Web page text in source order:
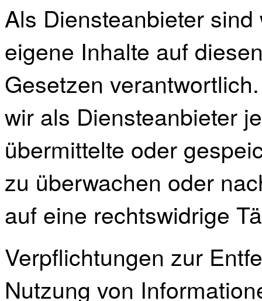
Als Diensteanbieter
eigene Inhalte auf
Gesetzen
wir als Diensteanbieter
übermittelte oder
zu überwachen oder
auf eine rechtswidrige
Verpflichtungen zur
Nutzung von